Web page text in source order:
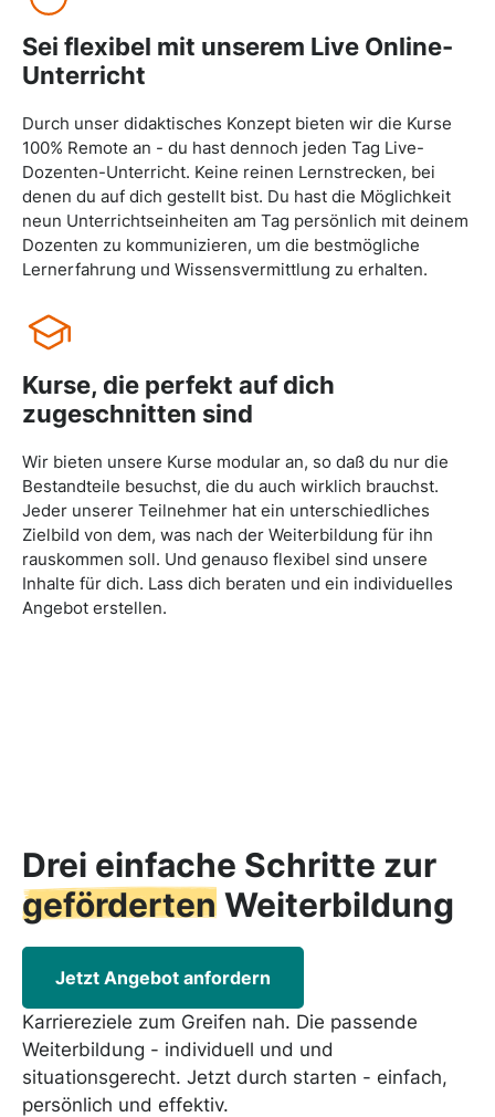
Sei flexibel mit unserem Live Online-
Unterricht
Durch unser didaktisches Konzept bieten wir die Kurse
100% Remote an - du hast dennoch jeden Tag Live-
Dozenten-Unterricht. Keine reinen Lernstrecken, bei
denen du auf dich gestellt bist. Du hast die Möglichkeit
neun Unterrichtseinheiten am Tag persönlich mit deinem
Dozenten zu kommunizieren, um die bestmögliche
Lernerfahrung und Wissensvermittlung zu erhalten.
Kurse, die perfekt auf dich
zugeschnitten sind
Wir bieten unsere Kurse modular an, so daß du nur die
Bestandteile besuchst, die du auch wirklich brauchst.
Jeder unserer Teilnehmer hat ein unterschiedliches
Zielbild von dem, was nach der Weiterbildung für ihn
rauskommen soll. Und genauso flexibel sind unsere
Inhalte für dich. Lass dich beraten und ein individuelles
Angebot erstellen.
Drei einfache Schritte zur
geförderten Weiterbildung
Jetzt Angebot anfordern
Karriereziele zum Greifen nah. Die passende
Weiterbildung - individuell und und
situationsgerecht. Jetzt durch starten - einfach,
persönlich und effektiv.